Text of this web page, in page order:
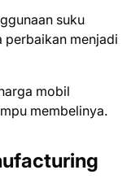
suku
perbaikan menjadi
mobil
membelinya.